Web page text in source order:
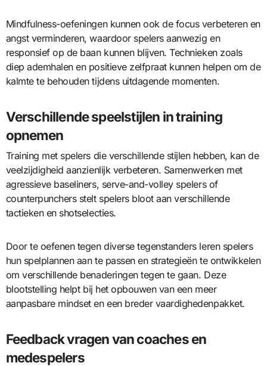
Mindfulness-oefeningen kunnen ook de focus verbeteren en
angst verminderen, waardoor spelers aanwezig en
responsief op de baan kunnen blijven. Technieken zoals
diep ademhalen en positieve zelfpraat kunnen helpen om de
kalmte te behouden tijdens uitdagende momenten.
Verschillende speelstijlen in training
opnemen
Training met spelers die verschillende stijlen hebben, kan de
veelzijdigheid aanzienlijk verbeteren. Samenwerken met
agressieve baseliners, serve-and-volley spelers of
counterpunchers stelt spelers bloot aan verschillende
tactieken en shotselecties.
Door te oefenen tegen diverse tegenstanders leren spelers
hun spelplannen aan te passen en strategieën te ontwikkelen
om verschillende benaderingen tegen te gaan. Deze
blootstelling helpt bij het opbouwen van een meer
aanpasbare mindset en een breder vaardighedenpakket.
Feedback vragen van coaches en
medespelers